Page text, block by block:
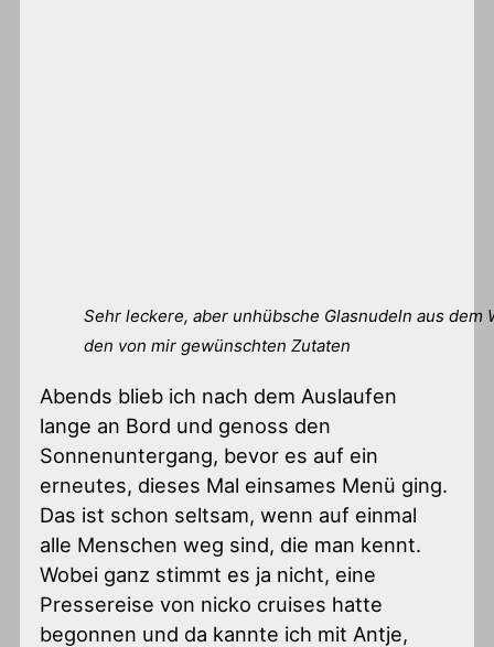
Sehr leckere, aber unhübsche Glasnudeln aus dem
den von mir gewünschten Zutaten
Abends blieb ich nach dem Auslaufen
lange an Bord und genoss den
Sonnenuntergang, bevor es auf ein
erneutes, dieses Mal einsames Menü ging.
Das ist schon seltsam, wenn auf einmal
alle Menschen weg sind, die man kennt.
Wobei ganz stimmt es ja nicht, eine
Pressereise von nicko cruises hatte
begonnen und da kannte ich mit Antje,